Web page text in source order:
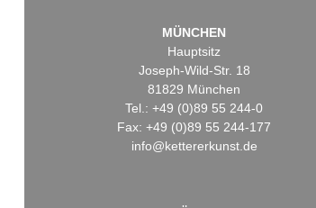
MÜNCHEN
Hauptsitz
Joseph-Wild-Str. 18
81829 München
Tel.: +49 (0)89 55 244-0
Fax: +49 (0)89 55 244-177
info@kettererkunst.de